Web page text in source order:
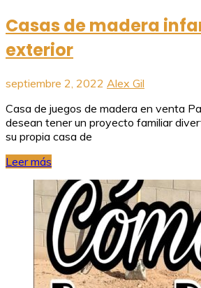
Casas de madera
exterior
septiembre 2, 2022 Alex Gil
Casa de juegos de madera en venta
desean tener un proyecto familiar
su propia casa de
Leer más